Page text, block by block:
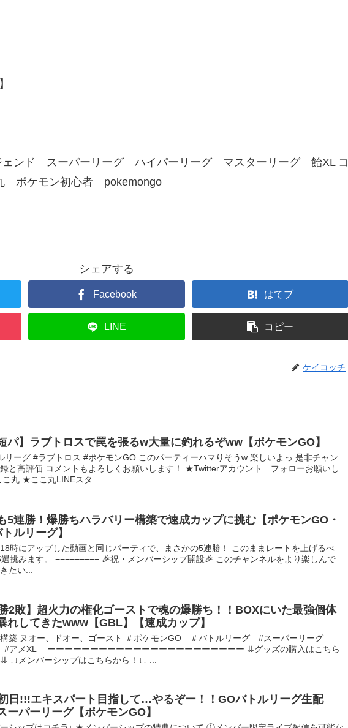
ェンド スーパーリーグ ハイパーリーグ マスターリーグ 飴XL コ
ポケモン初心者 pokemongo
シェアする
Facebook はてブ
LINE コピー
ケイコッチ
パ】ラブトロスで罠を張るw大量に釣れるぞww【ポケモンGO】
リーグ #ラブトロス #ポケモンGO このパーティーハマりそうw 楽しいよっ 是非チャン
と高評価 コメントもよろしくお願いします！ ★Twitterアカウント フォローお願いし
こ丸 ★ここ丸LINEスタ...
5連勝！爆勝ちハラバリー構築で速成カップに挑む【ポケモンGO・
ルリーグ】
時にアップした動画と同じパーティで、まさかの5連勝！ このままレートを上げるべ
選挑みます。 −−−−−−−−− 🎉祝・メンバーシップ開設🎉 このチャンネルをより楽しんで
たい...
勝2敗】超火力の権化ゴーストで魂の爆勝ち！！BOXにいた最強個体
れしてきたwww【GBL】【速成カップ】
築 ヌオー、ドオー、ゴースト ＃ポケモンGO ＃バトルリーグ #スーパーリーグ
アメXL ーーーーーーーーーーーーーーーーーーーーーーー ⇊グッズの購入はこちら
↓↓メンバーシップはこちらから！↓↓ ...
日!!!エキスパート目指して…やるぞー！！GOバトルリーグ生配
パーリーグ【ポケモンGO】